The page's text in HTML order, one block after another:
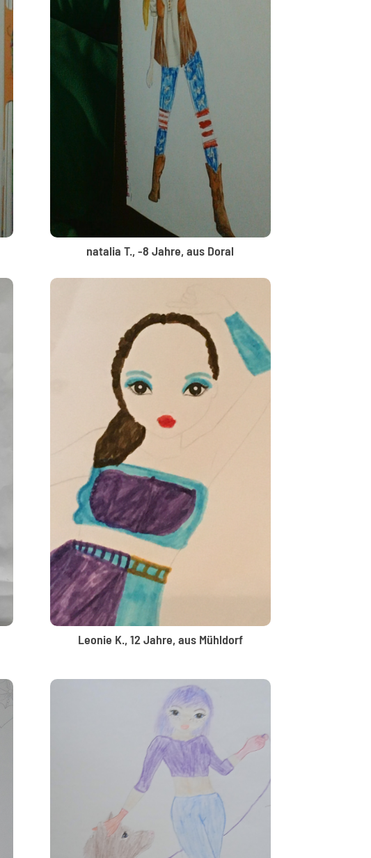
natalia T., -8 Jahre, aus Doral
Leonie K., 12 Jahre, aus Mühldorf